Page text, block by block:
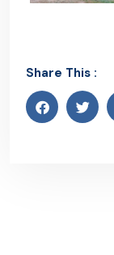
Share This :